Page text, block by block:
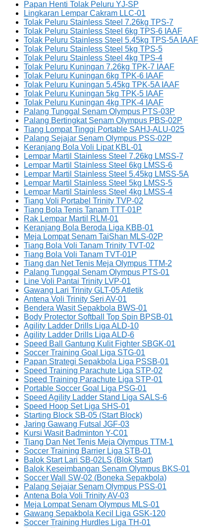
Papan Henti Tolak Peluru YJ-SP
Lingkaran Lempar Cakram LLC-01
Tolak Peluru Stainless Steel 7.26kg TPS-7
Tolak Peluru Stainless Steel 6kg TPS-6 IAAF
Tolak Peluru Stainless Steel 5.45kg TPS-5A IAAF
Tolak Peluru Stainless Steel 5kg TPS-5
Tolak Peluru Stainless Steel 4kg TPS-4
Tolak Peluru Kuningan 7.26kg TPK-7 IAAF
Tolak Peluru Kuningan 6kg TPK-6 IAAF
Tolak Peluru Kuningan 5.45kg TPK-5A IAAF
Tolak Peluru Kuningan 5kg TPK-5 IAAF
Tolak Peluru Kuningan 4kg TPK-4 IAAF
Palang Tunggal Senam Olympus PTS-03P
Palang Bertingkat Senam Olympus PBS-02P
Tiang Lompat Tinggi Portable SAHJ-ALU-025
Palang Sejajar Senam Olympus PSS-02P
Keranjang Bola Voli Lipat KBL-01
Lempar Martil Stainless Steel 7.26kg LMSS-7
Lempar Martil Stainless Steel 6kg LMSS-6
Lempar Martil Stainless Steel 5.45kg LMSS-5A
Lempar Martil Stainless Steel 5kg LMSS-5
Lempar Martil Stainless Steel 4kg LMSS-4
Tiang Voli Portabel Trinity TVP-02
Tiang Bola Tenis Tanam TTT-01P
Rak Lempar Martil RLM-01
Keranjang Bola Beroda Liga KBB-01
Meja Lompat Senam TaiShan MLS-02P
Tiang Bola Voli Tanam Trinity TVT-02
Tiang Bola Voli Tanam TVT-01P
Tiang dan Net Tenis Meja Olympus TTM-2
Palang Tunggal Senam Olympus PTS-01
Line Voli Pantai Trinity LVP-01
Gawang Lari Trinity GLT-05 Atletik
Antena Voli Trinity Seri AV-01
Bendera Wasit Sepakbola BWS-01
Body Protector Softball Top Spin BPSB-01
Agility Ladder Drills Liga ALD-10
Agility Ladder Drills Liga ALD-6
Speed Ball Gantung Kulit Fighter SBGK-01
Soccer Training Goal Liga STG-01
Papan Strategi Sepakbola Liga PSSB-01
Speed Training Parachute Liga STP-02
Speed Training Parachute Liga STP-01
Portable Soccer Goal Liga PSG-01
Speed Agility Ladder Stand Liga SALS-6
Speed Hoop Set Liga SHS-01
Starting Block SB-05 (Start Block)
Jaring Gawang Futsal JGF-03
Kursi Wasit Badminton Y-C01
Tiang Dan Net Tenis Meja Olympus TTM-1
Soccer Training Barrier Liga STB-01
Balok Start Lari SB-02LS (Blok Start)
Balok Keseimbangan Senam Olympus BKS-01
Soccer Wall SW-02 (Boneka Sepakbola)
Palang Sejajar Senam Olympus PSS-01
Antena Bola Voli Trinity AV-03
Meja Lompat Senam Olympus MLS-01
Gawang Sepakbola Kecil Liga GSK-120
Soccer Training Hurdles Liga TH-01